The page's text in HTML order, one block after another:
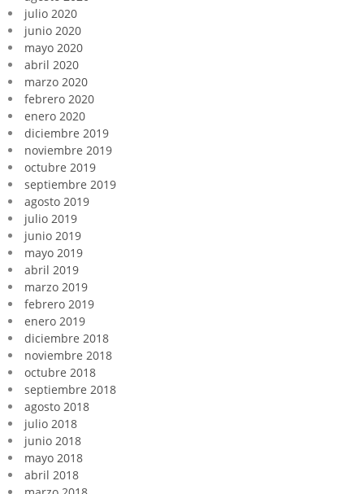
julio 2020
junio 2020
mayo 2020
abril 2020
marzo 2020
febrero 2020
enero 2020
diciembre 2019
noviembre 2019
octubre 2019
septiembre 2019
agosto 2019
julio 2019
junio 2019
mayo 2019
abril 2019
marzo 2019
febrero 2019
enero 2019
diciembre 2018
noviembre 2018
octubre 2018
septiembre 2018
agosto 2018
julio 2018
junio 2018
mayo 2018
abril 2018